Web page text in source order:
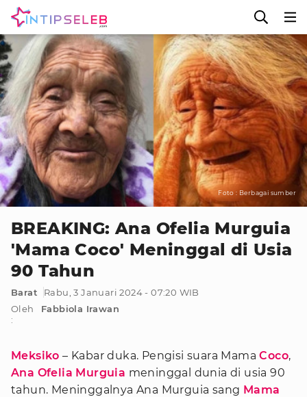
Foto : Berbagai sumber
BREAKING: Ana Ofelia Murguia
'Mama Coco' Meninggal di Usia
90 Tahun
Barat
Rabu, 3 Januari 2024 - 07:20 WIB
Oleh
:
Fabbiola Irawan
Meksiko – Kabar duka. Pengisi suara MamaCoco,
Ana Ofelia Murguia meninggal dunia di usia 90
tahun. Meninggalnya Ana Murguia sang Mama